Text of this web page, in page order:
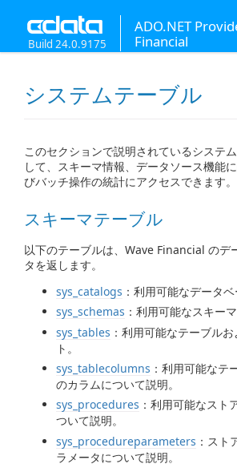
ADO.NET
Financial
Build 24.0.9175
システムテーブル
このセクションで説明されているシステ
して、スキーマ情報、データソース機能
びバッチ操作の統計にアクセスできます。
スキーマテーブル
以下のテーブルは、Wave Financial のデ
タを返します。
sys_catalogs ：利用可能なデータベ
sys_schemas ：利用可能なスキー
sys_tables ：利用可能なテーブル
ト。
sys_tablecolumns ：利用可能なテ
のカラムについて説明。
sys_procedures ：利用可能なスト
ついて説明。
sys_procedureparameters ：スト
ラメータについて説明。